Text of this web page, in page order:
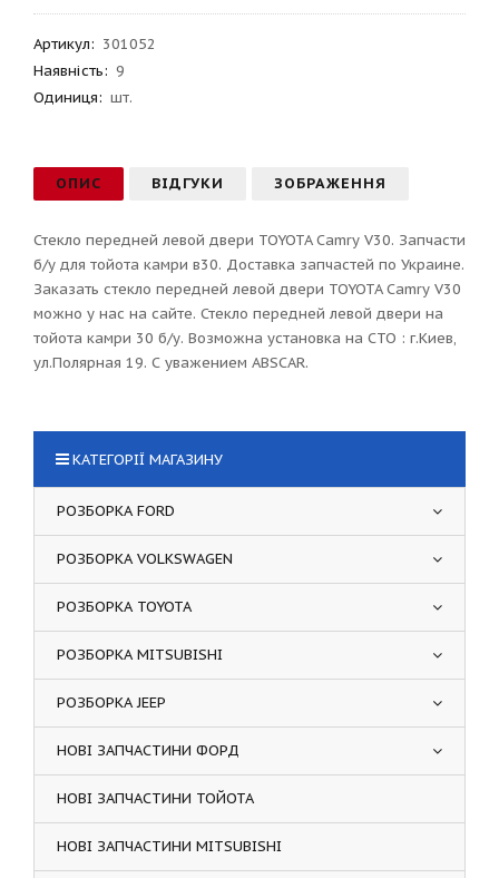
Артикул: 301052
Наявність: 9
Одиниця: шт.
ОПИС ВІДГУКИ ЗОБРАЖЕННЯ
Стекло передней левой двери TOYOTA Camry V30. Запчасти
б/у для тойота камри в30. Доставка запчастей по Украине.
Заказать стекло передней левой двери TOYOTA Camry V30
можно у нас на сайте. Стекло передней левой двери на
тойота камри 30 б/у. Возможна установка на СТО : г.Киев,
ул.Полярная 19. С уважением ABSCAR.
КАТЕГОРІЇ МАГАЗИНУ
РОЗБОРКА FORD
РОЗБОРКА VOLKSWAGEN
РОЗБОРКА TOYOTA
РОЗБОРКА MITSUBISHI
РОЗБОРКА JEEP
НОВІ ЗАПЧАСТИНИ ФОРД
НОВІ ЗАПЧАСТИНИ ТОЙОТА
НОВІ ЗАПЧАСТИНИ MITSUBISHI